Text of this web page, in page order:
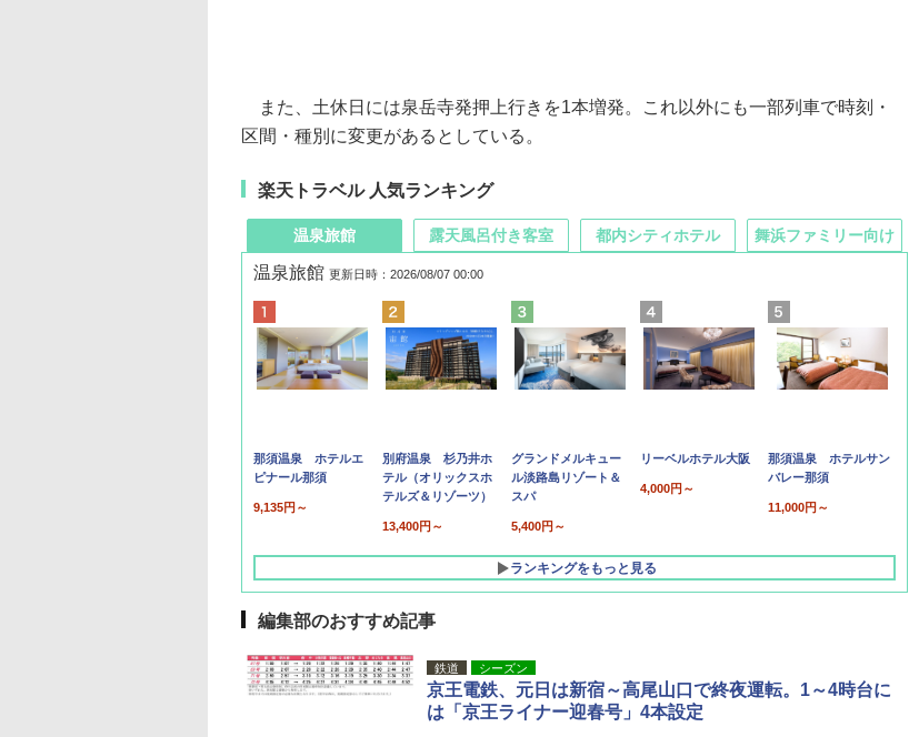
また、土休日には泉岳寺発押上行きを1本増発。これ以外にも一部列車で時刻・
区間・種別に変更があるとしている。
楽天トラベル 人気ランキング
温泉旅館
温泉旅館 更新日時：2026/08/07 00:00
那須温泉 ホテルエ
ピナール那須
9,135円～
別府温泉 杉乃井ホ
テル（オリックスホ
テルズ＆リゾーツ）
13,400円～
グランドメルキュー
ル淡路島リゾート＆
スパ
5,400円～
リーベルホテル大阪
4,000円～
那須温泉 ホテルサン
バレー那須
11,000円～
ランキングをもっと見る
露天風呂付き客室 都内シティホテル 舞浜ファミリー向け
編集部のおすすめ記事
鉄道 シーズン
京王電鉄、元日は新宿～高尾山口で終夜運転。1～4時台に
は「京王ライナー迎春号」4本設定